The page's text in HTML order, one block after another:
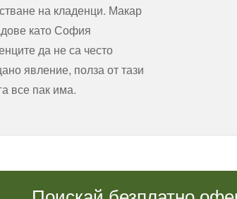
на кладенци. Макар
като София
да не са често
явление, полза от тази
все пак има.